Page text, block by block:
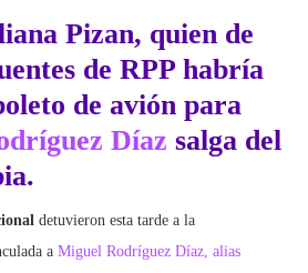
Pizan, quien de
de RPP habría
de avión para
Díaz salga del
.
detuvieron esta tarde a la
a Miguel Rodríguez Díaz, alias